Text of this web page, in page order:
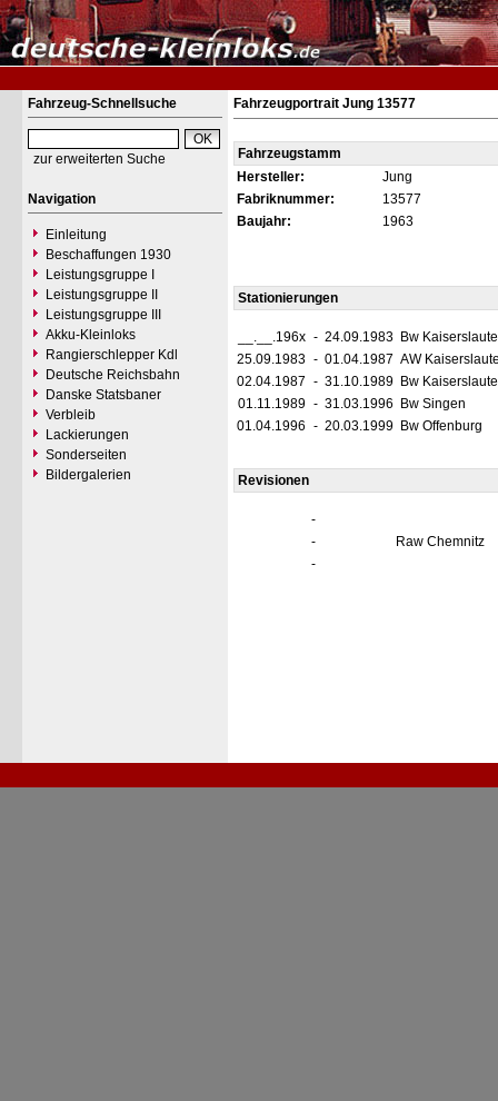
Fahrzeug-Schnellsuche
zur erweiterten Suche
Navigation
Einleitung
Beschaffungen 1930
Leistungsgruppe I
Leistungsgruppe II
Leistungsgruppe III
Akku-Kleinloks
Rangierschlepper Kdl
Deutsche Reichsbahn
Danske Statsbaner
Verbleib
Lackierungen
Sonderseiten
Bildergalerien
Fahrzeugportrait Jung 13577
Fahrzeugstamm
Hersteller:
Jung
Fabriknummer:
13577
Baujahr:
1963
Stationierungen
__.__.196x - 24.09.1983 Bw
25.09.1983 - 01.04.1987 AW
02.04.1987 - 31.10.1989 Bw
01.11.1989 - 31.03.1996
Bw Singen
01.04.1996 - 20.03.1999 Bw Offenburg
Revisionen
-
-
Raw Chemnitz
-